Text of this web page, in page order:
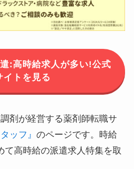
:高時給求人が多い!公式
イトを見る
剤が経営する薬剤師転職サ
ッフ』 のページです。時給
て高時給の派遣求人特集を取